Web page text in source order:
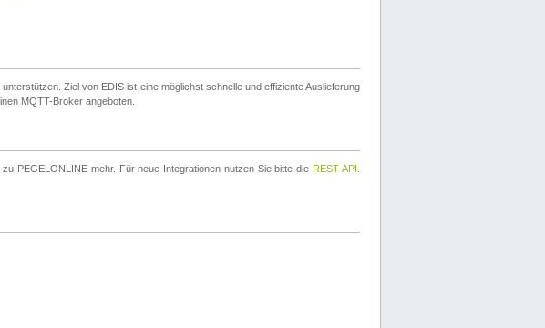
Ziel von EDIS ist eine möglichst schnelle und effiziente Auslieferung
MQTT-Broker angeboten.
PEGELONLINE mehr. Für neue Integrationen nutzen Sie bitte die REST-API